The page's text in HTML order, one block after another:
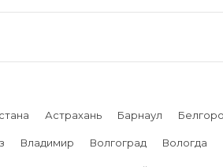
Астрахань Барнаул
Владимир Волгоград Вологда